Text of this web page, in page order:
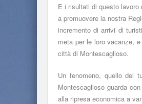
E i risultati di questo
a promuovere la nostra
incremento di arrivi di
meta per le loro vacanze,
città di Montescaglioso.
Un fenomeno, quello del
Montescaglioso guarda
alla ripresa economica a